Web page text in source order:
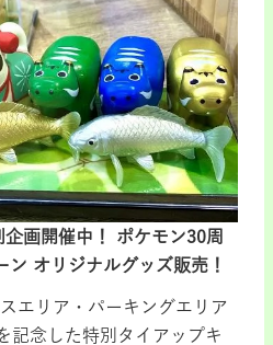
画開催中！ ポケモン30周
ン オリジナルグッズ販売！
エリア・パーキングエリア
記念した特別タイアップキ